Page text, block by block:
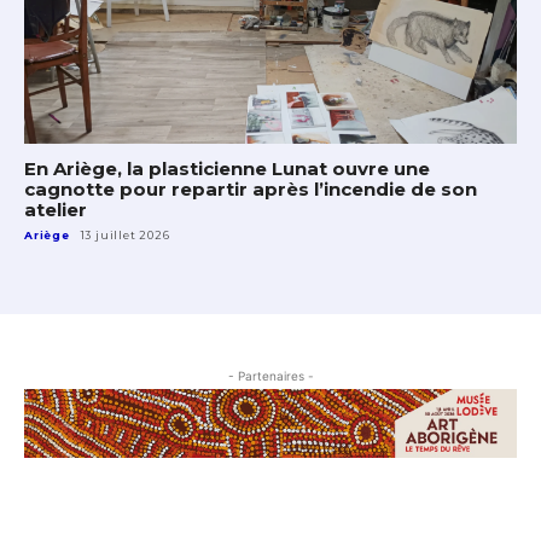
En Ariège, la plasticienne Lunat ouvre une
cagnotte pour repartir après l’incendie de son
atelier
Ariège 13 juillet 2026
- Partenaires -